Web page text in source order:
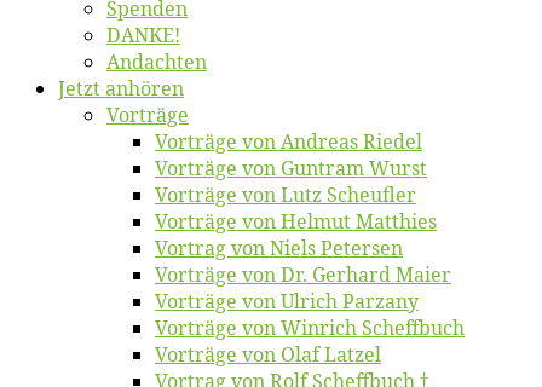
Spen­den
DANKE!
An­dach­ten
Jetzt an­hö­ren
Vor­trä­ge
Vor­trä­ge von An­dre­as Riedel
Vor­trä­ge von Gun­tram Wurst
Vor­trä­ge von Lutz Scheufler
Vor­trä­ge von Hel­mut Matthies
Vor­trag von Niels Petersen
Vor­trä­ge von Dr. Ger­hard Maier
Vor­trä­ge von Ul­rich Parzany
Vor­trä­ge von Win­rich Scheffbuch
Vor­trä­ge von Olaf Latzel
Vor­trag von Rolf Scheffbuch †